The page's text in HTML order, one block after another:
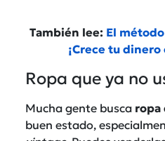
También lee: El
¡Crece tu
Ropa que ya no
Mucha gente busca ropa
buen estado,